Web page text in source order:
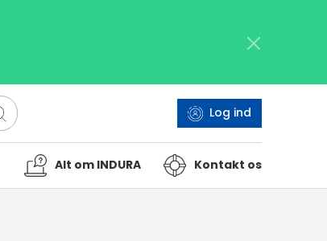
Log ind
Alt om INDURA Kontakt os